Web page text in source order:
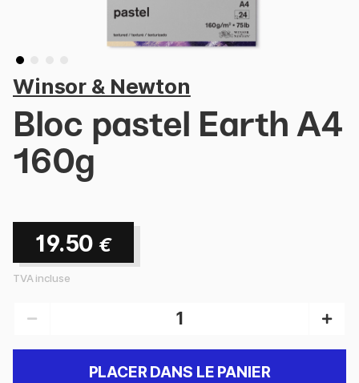
Winsor & Newton
Bloc pastel Earth A4
160g
19.50 €
TVA incluse
PLACER DANS LE PANIER